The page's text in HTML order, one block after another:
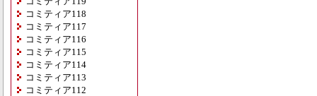
コミティア118
コミティア117
コミティア116
コミティア115
コミティア114
コミティア113
コミティア112